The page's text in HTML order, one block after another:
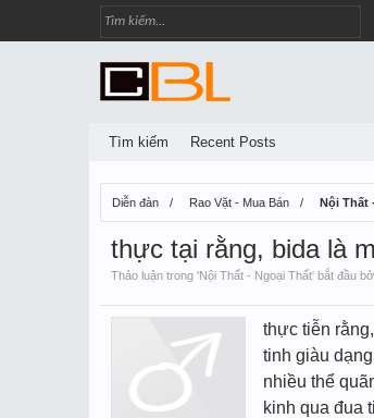
Diễn đàn Rao Vặt - Mua Bán Nội Thất
thực tại rằng, bida là
Thảo luận trong 'Nội Thất - Ngoại Thất' bắt đầu
thực tiễn
tinh giàu
nhiều thể
kinh qua đua
Tìm kiếm Recent Posts